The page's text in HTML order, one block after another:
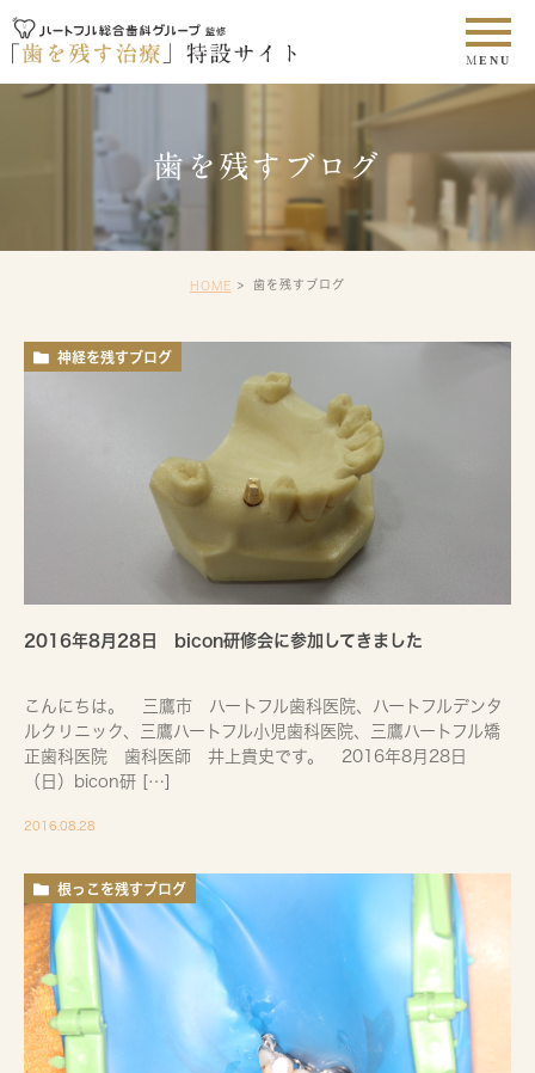
歯を残すブログ
HOME 歯を残すブログ
神経を残すブログ
2016年8月28日 bicon研修会に参加してきました
こんにちは。 三鷹市 ハートフル歯科医院、ハートフルデンタ
ルクリニック、三鷹ハートフル小児歯科医院、三鷹ハートフル矯
正歯科医院 歯科医師 井上貴史です。 2016年8月28日
（日）bicon研 […]
2016.08.28
根っこを残すブログ